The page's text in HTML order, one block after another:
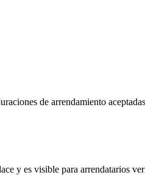
de arrendamiento
y es visible para arrendatarios